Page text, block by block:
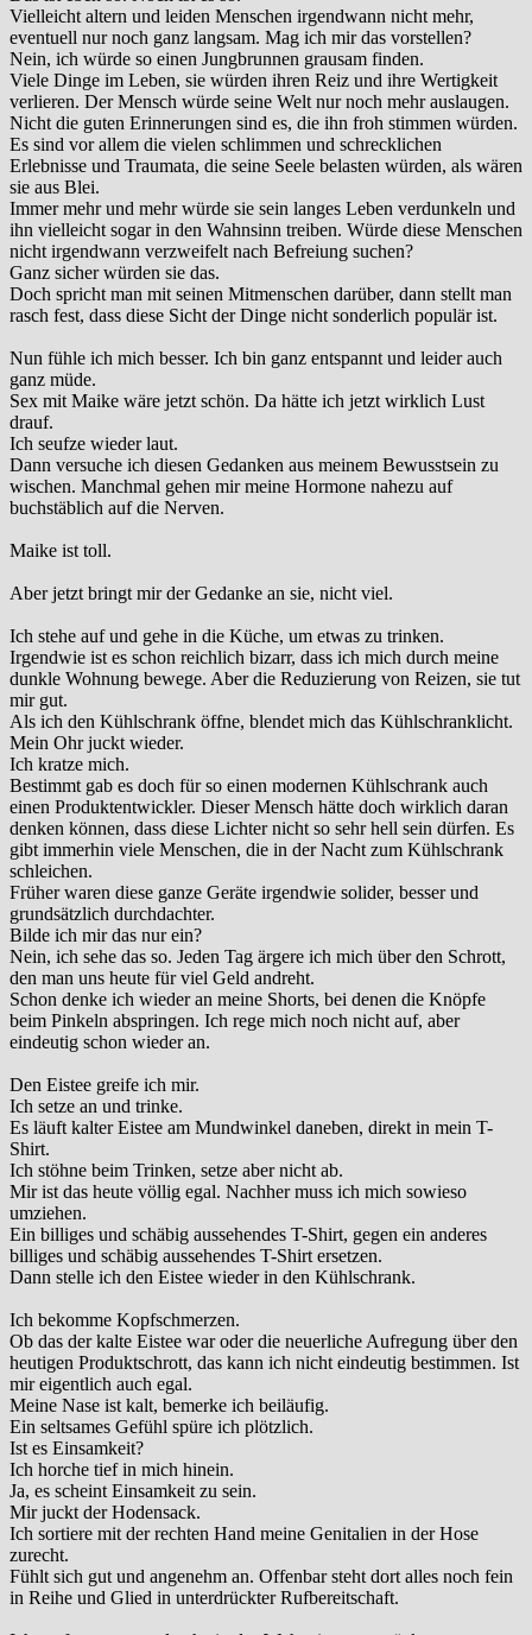
Vielleicht altern und leiden Menschen irgendwann nicht mehr,
eventuell nur noch ganz langsam. Mag ich mir das vorstellen?
Nein, ich würde so einen Jungbrunnen grausam finden.
Viele Dinge im Leben, sie würden ihren Reiz und ihre Wertigkeit
verlieren. Der Mensch würde seine Welt nur noch mehr auslaugen.
Nicht die guten Erinnerungen sind es, die ihn froh stimmen würden.
Es sind vor allem die vielen schlimmen und schrecklichen
Erlebnisse und Traumata, die seine Seele belasten würden, als wären
sie aus Blei.
Immer mehr und mehr würde sie sein langes Leben verdunkeln und
ihn vielleicht sogar in den Wahnsinn treiben. Würde diese Menschen
nicht irgendwann verzweifelt nach Befreiung suchen?
Ganz sicher würden sie das.
Doch spricht man mit seinen Mitmenschen darüber, dann stellt man
rasch fest, dass diese Sicht der Dinge nicht sonderlich populär ist.
Nun fühle ich mich besser. Ich bin ganz entspannt und leider auch
ganz müde.
Sex mit Maike wäre jetzt schön. Da hätte ich jetzt wirklich Lust
drauf.
Ich seufze wieder laut.
Dann versuche ich diesen Gedanken aus meinem Bewusstsein zu
wischen. Manchmal gehen mir meine Hormone nahezu auf
buchstäblich auf die Nerven.
Maike ist toll.
Aber jetzt bringt mir der Gedanke an sie, nicht viel.
Ich stehe auf und gehe in die Küche, um etwas zu trinken.
Irgendwie ist es schon reichlich bizarr, dass ich mich durch meine
dunkle Wohnung bewege. Aber die Reduzierung von Reizen, sie tut
mir gut.
Als ich den Kühlschrank öffne, blendet mich das Kühlschranklicht.
Mein Ohr juckt wieder.
Ich kratze mich.
Bestimmt gab es doch für so einen modernen Kühlschrank auch
einen Produktentwickler. Dieser Mensch hätte doch wirklich daran
denken können, dass diese Lichter nicht so sehr hell sein dürfen. Es
gibt immerhin viele Menschen, die in der Nacht zum Kühlschrank
schleichen.
Früher waren diese ganze Geräte irgendwie solider, besser und
grundsätzlich durchdachter.
Bilde ich mir das nur ein?
Nein, ich sehe das so. Jeden Tag ärgere ich mich über den Schrott,
den man uns heute für viel Geld andreht.
Schon denke ich wieder an meine Shorts, bei denen die Knöpfe
beim Pinkeln abspringen. Ich rege mich noch nicht auf, aber
eindeutig schon wieder an.
Den Eistee greife ich mir.
Ich setze an und trinke.
Es läuft kalter Eistee am Mundwinkel daneben, direkt in mein T-
Shirt.
Ich stöhne beim Trinken, setze aber nicht ab.
Mir ist das heute völlig egal. Nachher muss ich mich sowieso
umziehen.
Ein billiges und schäbig aussehendes T-Shirt, gegen ein anderes
billiges und schäbig aussehendes T-Shirt ersetzen.
Dann stelle ich den Eistee wieder in den Kühlschrank.
Ich bekomme Kopfschmerzen.
Ob das der kalte Eistee war oder die neuerliche Aufregung über den
heutigen Produktschrott, das kann ich nicht eindeutig bestimmen. Ist
mir eigentlich auch egal.
Meine Nase ist kalt, bemerke ich beiläufig.
Ein seltsames Gefühl spüre ich plötzlich.
Ist es Einsamkeit?
Ich horche tief in mich hinein.
Ja, es scheint Einsamkeit zu sein.
Mir juckt der Hodensack.
Ich sortiere mit der rechten Hand meine Genitalien in der Hose
zurecht.
Fühlt sich gut und angenehm an. Offenbar steht dort alles noch fein
in Reihe und Glied in unterdrückter Rufbereitschaft.